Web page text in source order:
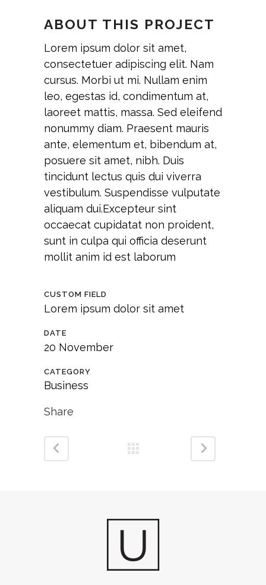
ABOUT THIS PROJECT
Lorem ipsum dolor sit amet,
consectetuer adipiscing elit. Nam
cursus. Morbi ut mi. Nullam enim
leo, egestas id, condimentum at,
laoreet mattis, massa. Sed eleifend
nonummy diam. Praesent mauris
ante, elementum et, bibendum at,
posuere sit amet, nibh. Duis
tincidunt lectus quis dui viverra
vestibulum. Suspendisse vulputate
aliquam dui.Excepteur sint
occaecat cupidatat non proident,
sunt in culpa qui officia deserunt
mollit anim id est laborum
CUSTOM FIELD
Lorem ipsum dolor sit amet
DATE
20 November
CATEGORY
Business
Share